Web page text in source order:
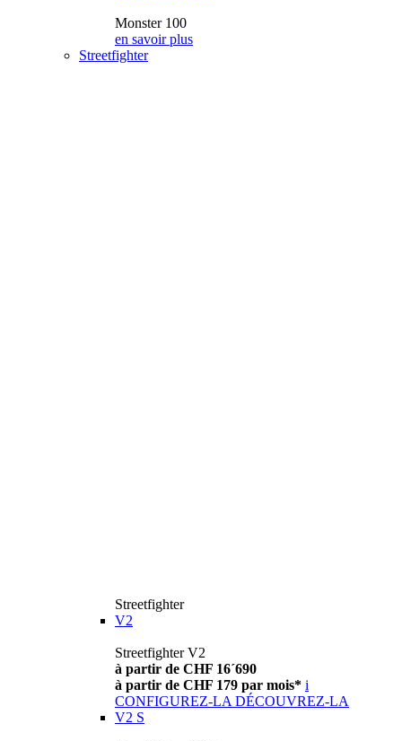
Monster 100
en savoir plus
Streetfighter
Streetfighter
V2
Streetfighter V2
à partir de CHF 16´690
à partir de CHF 179 par mois* i
CONFIGUREZ-LA DÉCOUVREZ-LA
V2 S